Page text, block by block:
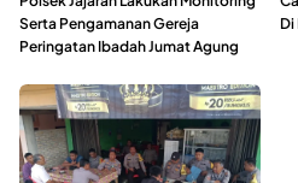
Serta Pengamanan Gereja
Peringatan Ibadah Jumat Agung